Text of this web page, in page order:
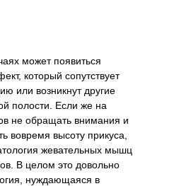
может появиться
который сопутствует
или возникнут другие
полости. Если же на
не обращать внимания и
вовремя высоту прикуса,
жевательных мышц
В целом это довольно
нуждающаяся в
1,
1
10:00-21:00